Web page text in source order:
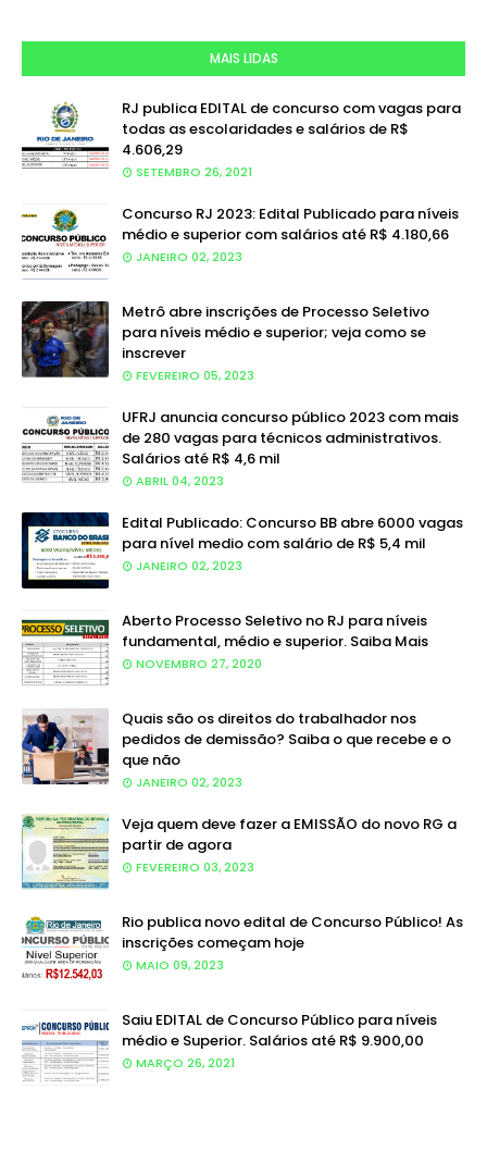
MAIS LIDAS
RJ publica EDITAL de concurso com vagas para
todas as escolaridades e salários de R$
4.606,29
SETEMBRO 26, 2021
Concurso RJ 2023: Edital Publicado para níveis
médio e superior com salários até R$ 4.180,66
JANEIRO 02, 2023
Metrô abre inscrições de Processo Seletivo
para níveis médio e superior; veja como se
inscrever
FEVEREIRO 05, 2023
UFRJ anuncia concurso público 2023 com mais
de 280 vagas para técnicos administrativos.
Salários até R$ 4,6 mil
ABRIL 04, 2023
Edital Publicado: Concurso BB abre 6000 vagas
para nível medio com salário de R$ 5,4 mil
JANEIRO 02, 2023
Aberto Processo Seletivo no RJ para níveis
fundamental, médio e superior. Saiba Mais
NOVEMBRO 27, 2020
Quais são os direitos do trabalhador nos
pedidos de demissão? Saiba o que recebe e o
que não
JANEIRO 02, 2023
Veja quem deve fazer a EMISSÃO do novo RG a
partir de agora
FEVEREIRO 03, 2023
Rio publica novo edital de Concurso Público! As
inscrições começam hoje
MAIO 09, 2023
Saiu EDITAL de Concurso Público para níveis
médio e Superior. Salários até R$ 9.900,00
MARÇO 26, 2021